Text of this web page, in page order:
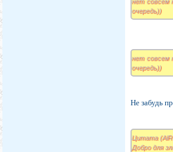
очередь))
нет совсем
очередь))
Не забудь
Цитата
Добро для